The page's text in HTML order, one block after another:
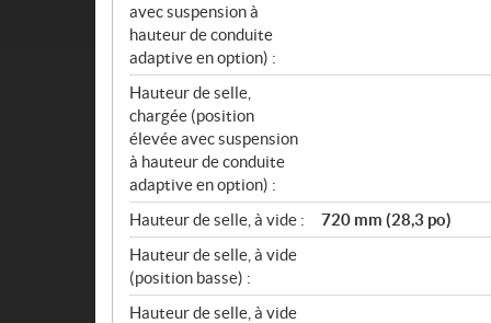
avec suspension à
hauteur de conduite
adaptive en option) :
Hauteur de selle,
chargée (position
élevée avec suspension
à hauteur de conduite
adaptive en option) :
Hauteur de selle, à vide :
720 mm (28,3 po)
Hauteur de selle, à vide
(position basse) :
Hauteur de selle, à vide